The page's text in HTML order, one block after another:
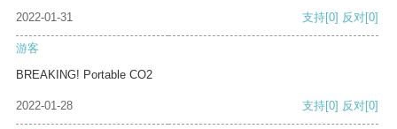
2022-01-31 支持[0] 反对[0]
游客
BREAKING! Portable CO2
2022-01-28 支持[0] 反对[0]